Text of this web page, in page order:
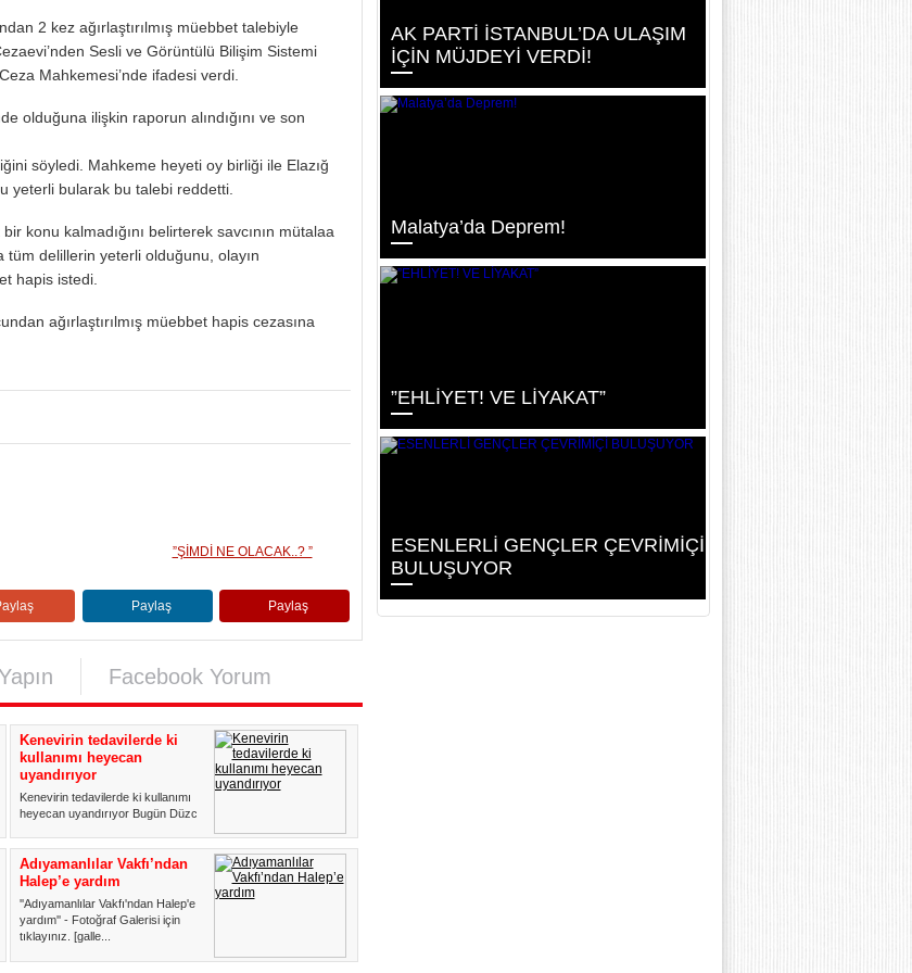
2 kez ağırlaştırılmış müebbet talebiyle
Sesli ve Görüntülü Bilişim Sistemi
Mahkemesi’nde ifadesi verdi.
olduğuna ilişkin raporun alındığını ve son
söyledi. Mahkeme heyeti oy birliği ile Elazığ
yeterli bularak bu talebi reddetti.
konu kalmadığını belirterek savcının mütalaa
tüm delillerin yeterli olduğunu, olayın
hapis istedi.
ağırlaştırılmış müebbet hapis cezasına
”ŞİMDİ NE OLACAK..? ”
Paylaş Paylaş
Facebook Yorum
Kenevirin tedavilerde ki
kullanımı heyecan
uyandırıyor
Kenevirin tedavilerde ki kullanımı
heyecan uyandırıyor Bugün Düzce
Adıyamanlılar Vakfı’ndan
Halep’e yardım
''Adıyamanlılar Vakfı'ndan Halep'e
yardım'' - Fotoğraf Galerisi için
tıklayınız. [galle...
AK PARTİ İSTANBUL’DA ULAŞIM
İÇİN MÜJDEYİ VERDİ!
Malatya’da Deprem!
”EHLİYET! VE LİYAKAT”
ESENLERLİ GENÇLER ÇEVRİMİÇİ
BULUŞUYOR